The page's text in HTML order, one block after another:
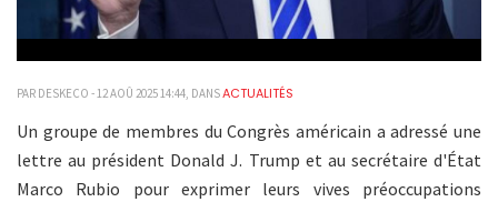
PAR DESKECO - 12 AOÛ 2025 14:44, DANSACTUALITÉS
Un groupe de membres du Congrès américain a adressé une
lettre au président Donald J. Trump et au secrétaire d'État
Marco Rubio pour exprimer leurs vives préoccupations